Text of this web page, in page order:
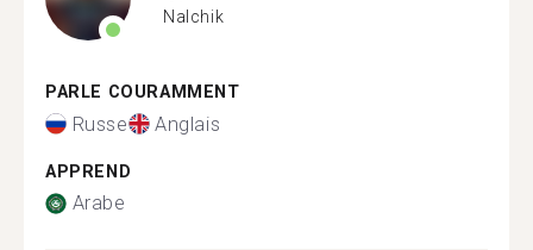
Nalchik
PARLE COURAMMENT
Russe Anglais
APPREND
Arabe